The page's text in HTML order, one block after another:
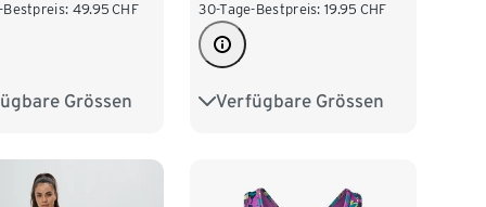
Bestpreis: 49.95 CHF
Grössen
34 S 36/38
30-Tage-Bestpreis: 19.95 CHF
Verfügbare Grössen
S 36/38 M 40/42
XXL 52/54